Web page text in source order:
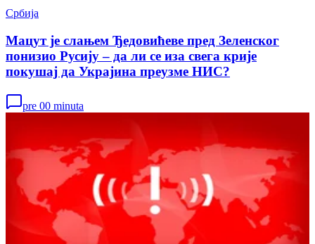
Србија
Мацут је слањем Ђедовићеве пред Зеленског
понизио Русију – да ли се иза свега крије
покушај да Украјина преузме НИС?
pre 00 minuta